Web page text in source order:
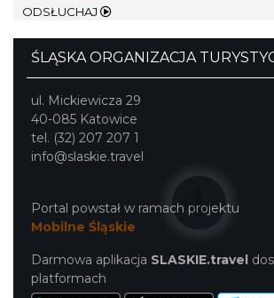
Cieszyn
0.43 km
ODSŁUCHAJ
ŚLĄSKA ORGANIZACJA
ul. Mickiewicza 29
40-085 Katowice
tel. (32) 207 207 1
info@slaskie.travel
Portal powstał w ramach projektu
Mobilne Śląskie
Darmowa aplikacja SLASKIE.travel
platformach